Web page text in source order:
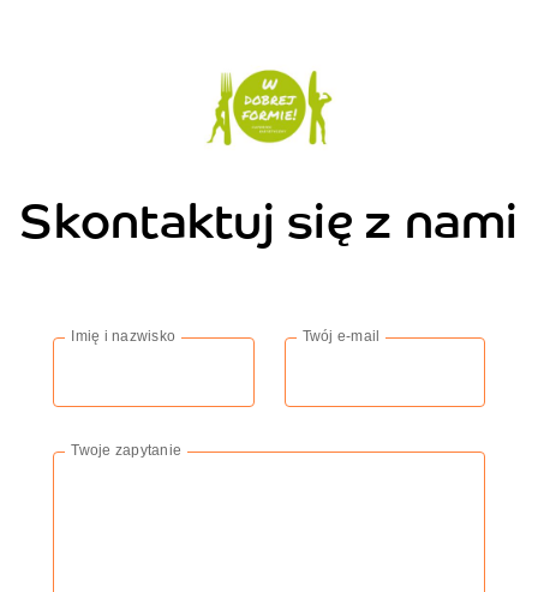
Skontaktuj się z nami
Imię i nazwisko Twój e-mail
Twoje zapytanie